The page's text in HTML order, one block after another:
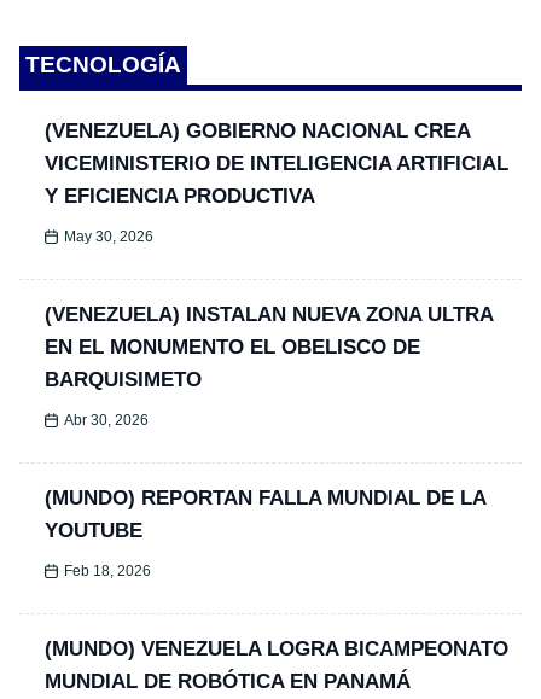
TECNOLOGÍA
(VENEZUELA) GOBIERNO NACIONAL CREA
VICEMINISTERIO DE INTELIGENCIA ARTIFICIAL
Y EFICIENCIA PRODUCTIVA
May 30, 2026
(VENEZUELA) INSTALAN NUEVA ZONA ULTRA
EN EL MONUMENTO EL OBELISCO DE
BARQUISIMETO
Abr 30, 2026
(MUNDO) REPORTAN FALLA MUNDIAL DE LA
YOUTUBE
Feb 18, 2026
(MUNDO) VENEZUELA LOGRA BICAMPEONATO
MUNDIAL DE ROBÓTICA EN PANAMÁ